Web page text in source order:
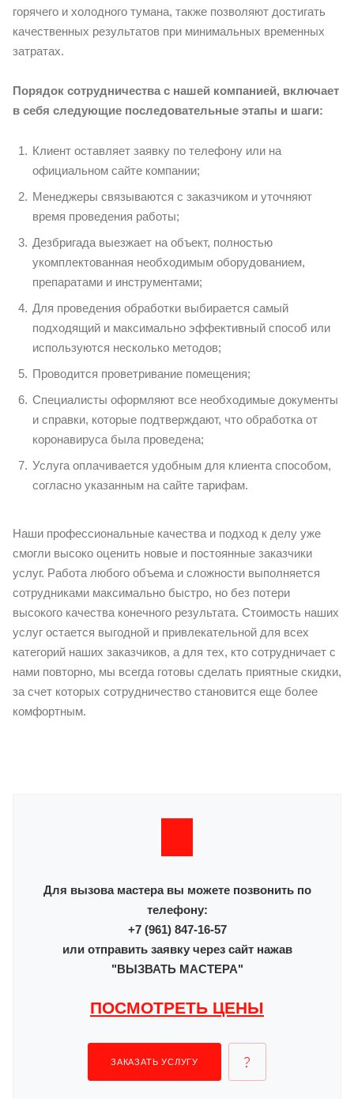
горячего и холодного тумана, также позволяют достигать
качественных результатов при минимальных временных
затратах.
Порядок сотрудничества с нашей компанией, включает
в себя следующие последовательные этапы и шаги:
Клиент оставляет заявку по телефону или на
официальном сайте компании;
Менеджеры связываются с заказчиком и уточняют
время проведения работы;
Дезбригада выезжает на объект, полностью
укомплектованная необходимым оборудованием,
препаратами и инструментами;
Для проведения обработки выбирается самый
подходящий и максимально эффективный способ или
используются несколько методов;
Проводится проветривание помещения;
Специалисты оформляют все необходимые документы
и справки, которые подтверждают, что обработка от
коронавируса была проведена;
Услуга оплачивается удобным для клиента способом,
согласно указанным на сайте тарифам.
Наши профессиональные качества и подход к делу уже
смогли высоко оценить новые и постоянные заказчики
услуг. Работа любого объема и сложности выполняется
сотрудниками максимально быстро, но без потери
высокого качества конечного результата. Стоимость наших
услуг остается выгодной и привлекательной для всех
категорий наших заказчиков, а для тех, кто сотрудничает с
нами повторно, мы всегда готовы сделать приятные скидки,
за счет которых сотрудничество становится еще более
комфортным.
Для вызова мастера вы можете позвонить по
телефону:
+7 (961) 847-16-57
или отправить заявку через сайт нажав
"ВЫЗВАТЬ МАСТЕРА"
ПОСМОТРЕТЬ ЦЕНЫ
ЗАКАЗАТЬ УСЛУГУ